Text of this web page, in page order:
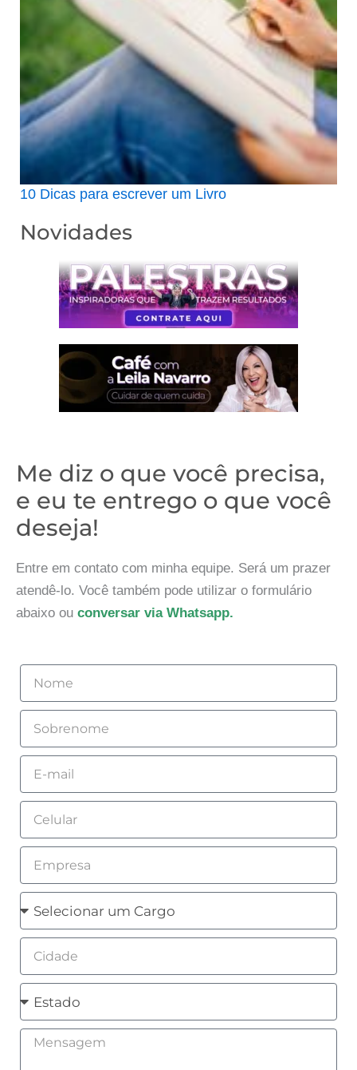
10 Dicas para escrever um Livro
Novidades
Me diz o que você precisa,
e eu te entrego o que você
deseja!
Entre em contato com minha equipe. Será um prazer
atendê-lo. Você também pode utilizar o formulário
abaixo ou conversar via Whatsapp.
Nome
Sobrenome
Email
Celular
Empresa
Cargo
Cidade
Estado
Mensagem